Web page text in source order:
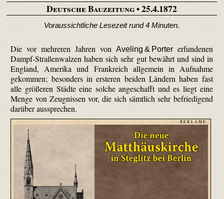
Deutsche Bauzeitung• 25.4.1872
Voraussichtliche Lesezeit rund 4 Minuten.
Die vor mehreren Jahren von Aveling & Portererfundenen
Dampf-Straßenwalzen haben sich sehr gut bewährt und sind in
England, Amerika und Frankreich allgemein in Aufnahme
gekommen; besonders in ersteren beiden Ländern haben fast
alle größeren Städte eine solche angeschafft und es liegt eine
Menge von Zeugnissen vor, die sich sämtlich sehr befriedigend
darüber aussprechen.
- R E K L A M E -